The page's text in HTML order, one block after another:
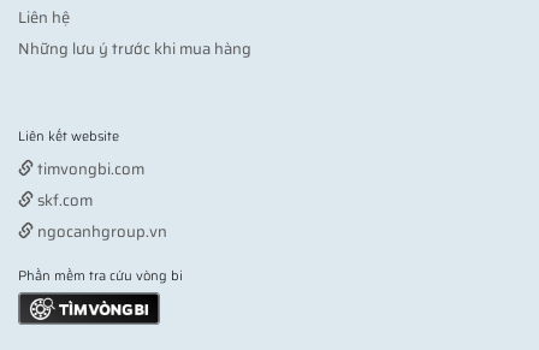
Liên hệ
Những lưu ý trước khi mua hàng
Liên kết website
timvongbi.com
skf.com
ngocanhgroup.vn
Phần mềm tra cứu vòng bi